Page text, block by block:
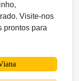
Visite-nos
prontos para